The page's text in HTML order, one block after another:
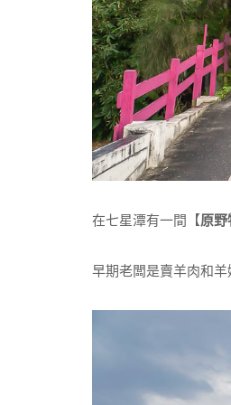
在七星潭有一間【原
早期老闆是賣羊肉和